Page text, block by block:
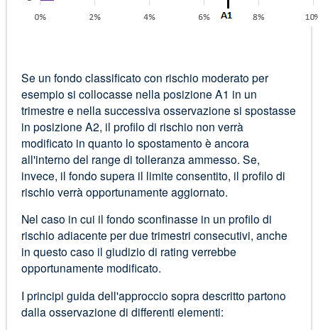
Se un fondo classificato con rischio moderato per
esempio si collocasse nella posizione A1 in un
trimestre e nella successiva osservazione si spostasse
in posizione A2, il profilo di rischio non verrà
modificato in quanto lo spostamento è ancora
all'interno del range di tolleranza ammesso. Se,
invece, il fondo supera il limite consentito, il profilo di
rischio verrà opportunamente aggiornato.
Nel caso in cui il fondo sconfinasse in un profilo di
rischio adiacente per due trimestri consecutivi, anche
in questo caso il giudizio di rating verrebbe
opportunamente modificato.
I principi guida dell'approccio sopra descritto partono
dalla osservazione di differenti elementi: